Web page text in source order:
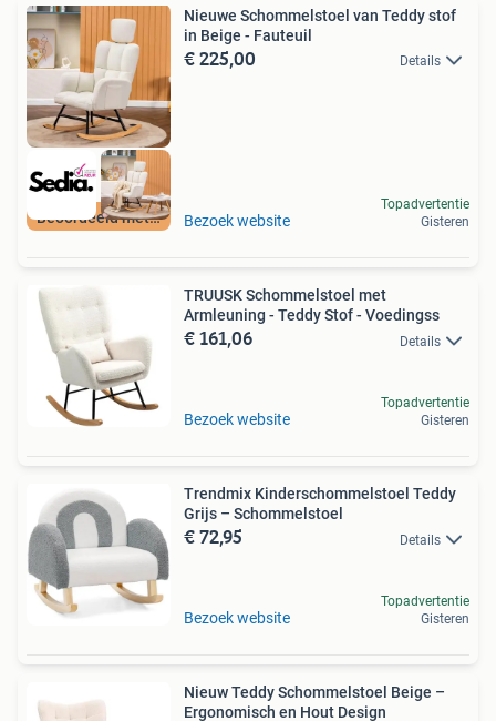
Beoordeeld met 9+
Nieuwe Schommelstoel van Teddy stof
in Beige - Fauteuil
€ 225,00 Details
Bezoek website
Topadvertentie
Gisteren
TRUUSK Schommelstoel met
Armleuning - Teddy Stof - Voedingss
€ 161,06 Details
Bezoek website
Topadvertentie
Gisteren
Trendmix Kinderschommelstoel Teddy
Grijs – Schommelstoel
€ 72,95 Details
Bezoek website
Topadvertentie
Gisteren
Nieuw Teddy Schommelstoel Beige –
Ergonomisch en Hout Design